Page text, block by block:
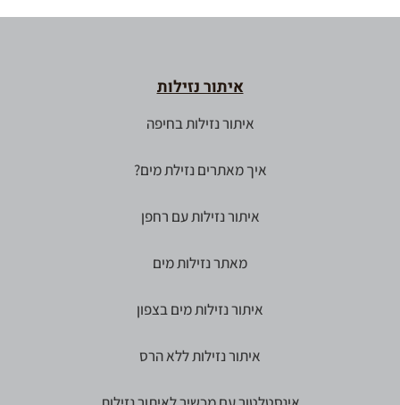
איתור נזילות
איתור נזילות בחיפה
איך מאתרים נזילת מים?
איתור נזילות עם רחפן
מאתר נזילות מים
איתור נזילות מים בצפון
איתור נזילות ללא הרס